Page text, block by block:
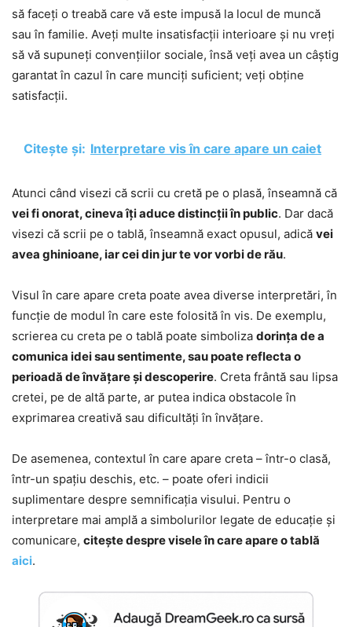
să faceți o treabă care vă este impusă la locul de muncă
sau în familie. Aveți multe insatisfacții interioare și nu vreți
să vă supuneți convențiilor sociale, însă veți avea un câștig
garantat în cazul în care munciți suficient; veți obține
satisfacții.
Citește și: Interpretare vis în care apare un caiet
Atunci când visezi că scrii cu cretă pe o plasă, înseamnă că
vei fi onorat, cineva îți aduce distincții în public. Dar dacă
visezi că scrii pe o tablă, înseamnă exact opusul, adică vei
avea ghinioane, iar cei din jur te vor vorbi de rău.
Visul în care apare creta poate avea diverse interpretări, în
funcție de modul în care este folosită în vis. De exemplu,
scrierea cu creta pe o tablă poate simboliza dorința de a
comunica idei sau sentimente, sau poate reflecta o
perioadă de învățare și descoperire. Creta frântă sau lipsa
cretei, pe de altă parte, ar putea indica obstacole în
exprimarea creativă sau dificultăți în învățare.
De asemenea, contextul în care apare creta – într-o clasă,
într-un spațiu deschis, etc. – poate oferi indicii
suplimentare despre semnificația visului. Pentru o
interpretare mai amplă a simbolurilor legate de educație și
comunicare, citește despre visele în care apare o tablă
aici.